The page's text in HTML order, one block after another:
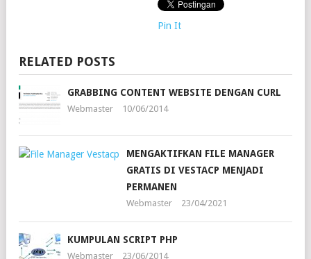
Pin It
RELATED POSTS
GRABBING CONTENT WEBSITE DENGAN CURL
Webmaster 10/06/2014
MENGAKTIFKAN FILE MANAGER
GRATIS DI VESTACP MENJADI
PERMANEN
Webmaster 23/04/2021
KUMPULAN SCRIPT PHP
Webmaster 23/06/2014